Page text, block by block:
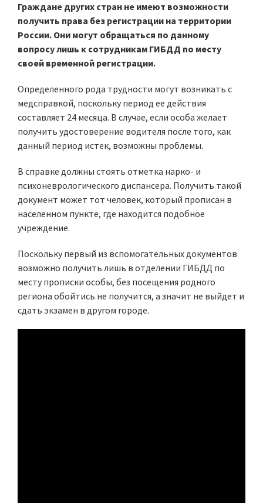
Граждане других стран не имеют возможности
получить права без регистрации на территории
России. Они могут обращаться по данному
вопросу лишь к сотрудникам ГИБДД по месту
своей временной регистрации.
Определенного рода трудности могут возникать с
медсправкой, поскольку период ее действия
составляет 24 месяца. В случае, если особа желает
получить удостоверение водителя после того, как
данный период истек, возможны проблемы.
В справке должны стоять отметка нарко- и
психоневрологического диспансера. Получить такой
документ может тот человек, который прописан в
населенном пункте, где находится подобное
учреждение.
Поскольку первый из вспомогательных документов
возможно получить лишь в отделении ГИБДД по
месту прописки особы, без посещения родного
региона обойтись не получится, а значит не выйдет и
сдать экзамен в другом городе.